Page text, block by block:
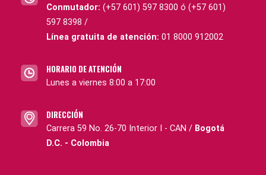
Conmutador: (+57 601) 597 8300 ó (+57 601)
597 8398 /
Línea gratuita de atención: 01 8000 912002
HORARIO DE ATENCIÓN
Lunes a viernes 8:00 a 17:00
DIRECCIÓN
Carrera 59 No. 26-70 Interior I - CAN / Bogotá
D.C. - Colombia